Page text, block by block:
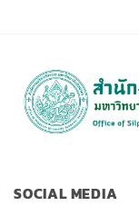
SOCIAL MEDIA